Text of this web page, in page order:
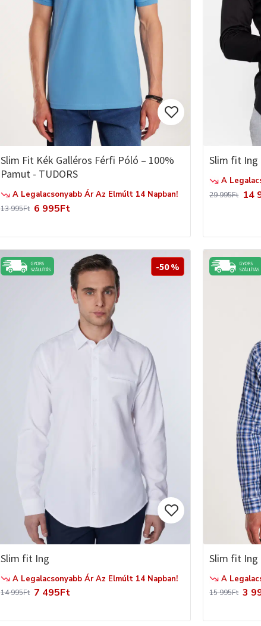
Slim Fit Kék Galléros Férfi Póló – 100%
Pamut - TUDORS
A Legalacsonyabb Ár Az Elmúlt 14 Napban!
6 995Ft
13 995Ft
Slim fit Ing
A
14
29 995Ft
-50 %
Slim fit Ing
A Legalacsonyabb Ár Az Elmúlt 14 Napban!
7 495Ft
14 995Ft
Slim fit Ing
A
3
15 995Ft